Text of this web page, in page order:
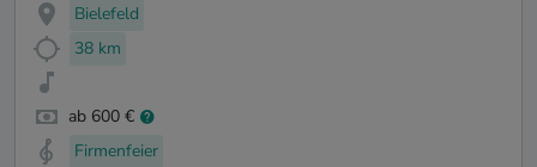
Bielefeld
38 km
ab 600 €
Firmenfeier